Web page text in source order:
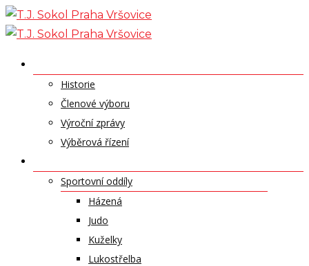
Skip
to
Historie
Členové výboru
Výroční zprávy
Výběrová řízení
Sportovní oddíly
Házená
Judo
Kuželky
Lukostřelba